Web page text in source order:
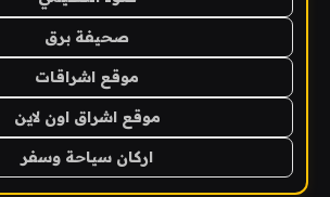
صحيفة برق
موقع اشراقات
موقع اشراق اون لاين
اركان سياحة وسفر